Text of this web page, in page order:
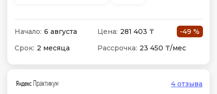
Начало: 6 августа Цена: 281 403 ₸
-49 %
Срок: 2 месяца Рассрочка: 23 450 ₸/мес
4 отзыва